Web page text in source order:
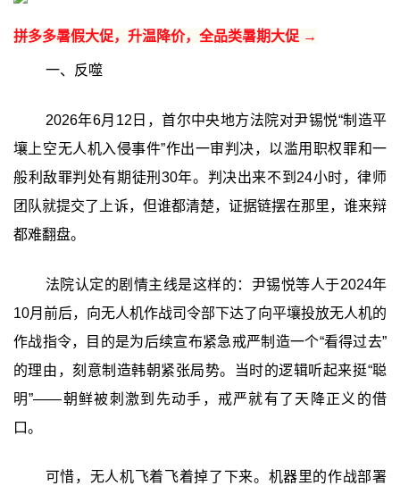
拼多多暑假大促，升温降价，全品类暑期大促 →
一、反噬
2026年6月12日，首尔中央地方法院对尹锡悦“制造平
壤上空无人机入侵事件”作出一审判决，以滥用职权罪和一
般利敌罪判处有期徒刑30年。判决出来不到24小时，律师
团队就提交了上诉，但谁都清楚，证据链摆在那里，谁来辩
都难翻盘。
法院认定的剧情主线是这样的：尹锡悦等人于2024年
10月前后，向无人机作战司令部下达了向平壤投放无人机的
作战指令，目的是为后续宣布紧急戒严制造一个“看得过去”
的理由，刻意制造韩朝紧张局势。当时的逻辑听起来挺“聪
明”——朝鲜被刺激到先动手，戒严就有了天降正义的借
口。
可惜，无人机飞着飞着掉了下来。机器里的作战部署